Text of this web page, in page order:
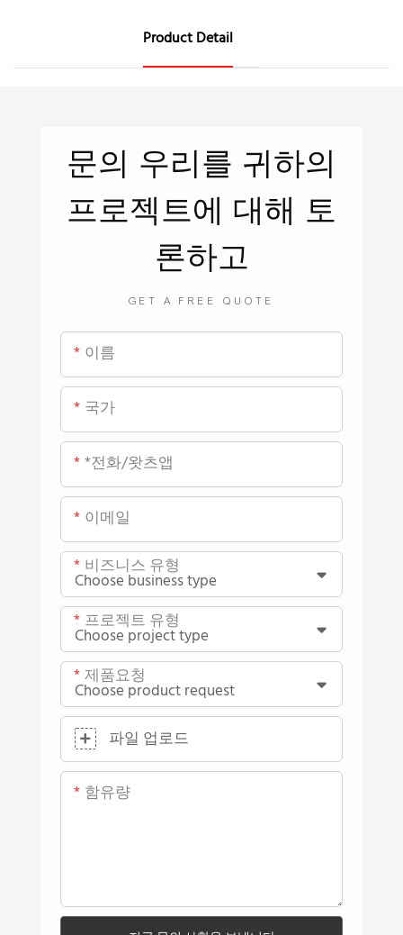
Product Detail
문의 우리를 귀하의
프로젝트에 대해 토
론하고
GET A FREE QUOTE
이름
국가
*전화/왓츠앱
이메일
비즈니스 유형
프로젝트 유형
제품요청
파일 업로드
함유량